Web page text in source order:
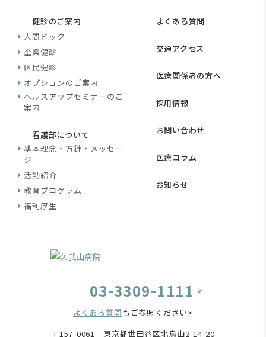
健診のご案内
人間ドック
企業健診
区民健診
オプションのご案内
ヘルスアップセミナーのご
案内
看護部について
基本理念・方針・メッセー
ジ
活動紹介
教育プログラム
福利厚生
よくある質問
交通アクセス
医療関係者の方へ
採用情報
お問い合わせ
医療コラム
お知らせ
03-3309-1111 <
よくある質問もご参照ください>
〒157-0061 東京都世田谷区北烏山2-14-20